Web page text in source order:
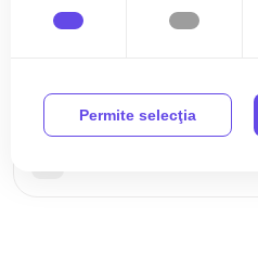
judetul Alba
Permite selecţia